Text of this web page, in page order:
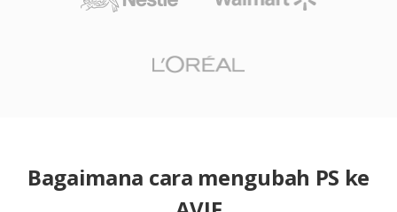
Bagaimana cara mengubah PS ke